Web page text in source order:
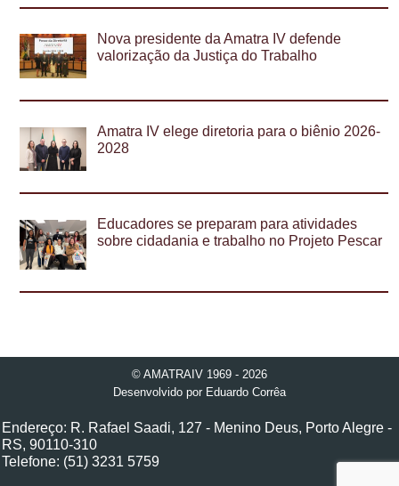
Nova presidente da Amatra IV defende
valorização da Justiça do Trabalho
Amatra IV elege diretoria para o biênio 2026-
2028
Educadores se preparam para atividades
sobre cidadania e trabalho no Projeto Pescar
© AMATRAIV 1969 - 2026
Desenvolvido por Eduardo Corrêa
Endereço: R. Rafael Saadi, 127 - Menino Deus, Porto Alegre -
RS, 90110-310
Telefone: (51) 3231 5759